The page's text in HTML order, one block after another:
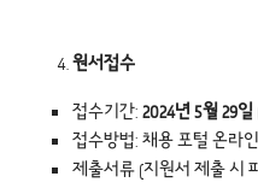
원서접수
접수기간: 2024년 5월 29일
접수방법: 채용 포털 온라
제출서류 (지원서 제출 시